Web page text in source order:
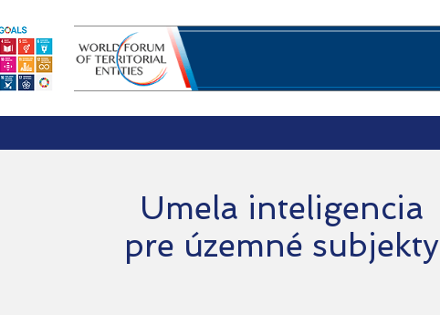
Priestory iniciatívy Nástroje iniciatívy
Umela inteligencia
pre územné subjekty